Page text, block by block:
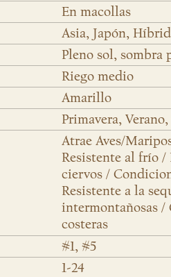
En macollas
Asia, Japón,
Pleno sol, sombra
Riego medio
Amarillo
Primavera,
Atrae Aves/
Resistente al frío /
ciervos /
Resistente a la
intermontañosas /
costeras
#1, #5
1-24